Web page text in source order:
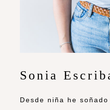
Sonia
Desde niña he